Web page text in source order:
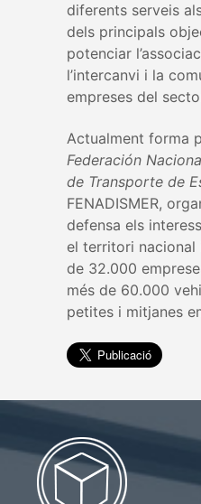
diferents serveis
dels principals
potenciar
l’intercanvi i la
empreses del
Actualment forma
Federación
de Transporte de
FENADISMER,
defensa els
el territori nacional
de 32.000
més de 60.000
petites i mitjanes